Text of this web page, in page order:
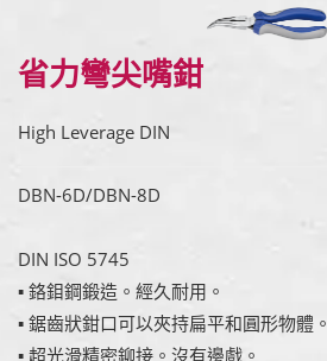
省力彎尖嘴鉗
High Leverage DIN
DBN-6D/DBN-8D
DIN ISO 5745
▪ 鉻鉬鋼鍛造。經久耐用。
▪ 鋸齒狀鉗口可以夾持扁平和圓形物體。
▪ 超光滑精密鉚接。沒有邊戲。